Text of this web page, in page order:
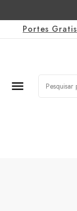
Portes Gratis
